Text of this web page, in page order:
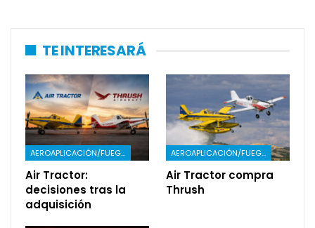
TE INTERESARÁ
AEROAPLICACIÓN/FUEGO
Air Tractor:
decisiones tras la
adquisición
AEROAPLICACIÓN/FUEGO
Air Tractor compra
Thrush